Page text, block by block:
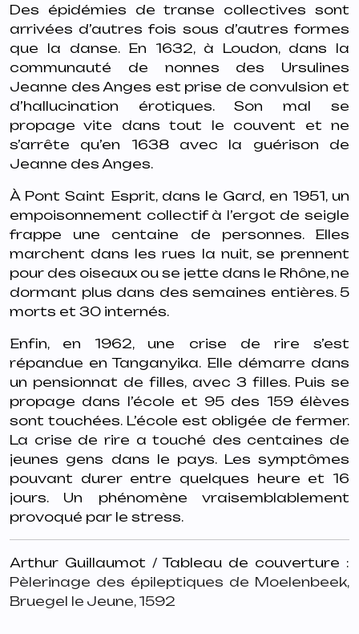
Des épidémies de transe collectives sont
arrivées d’autres fois sous d’autres formes
que la danse. En 1632, à Loudon, dans la
communauté de nonnes des Ursulines
Jeanne des Anges est prise de convulsion et
d’hallucination érotiques. Son mal se
propage vite dans tout le couvent et ne
s’arrête qu’en 1638 avec la guérison de
Jeanne des Anges.
À Pont Saint Esprit, dans le Gard, en 1951, un
empoisonnement collectif à l’ergot de seigle
frappe une centaine de personnes. Elles
marchent dans les rues la nuit, se prennent
pour des oiseaux ou se jette dans le Rhône, ne
dormant plus dans des semaines entières. 5
morts et 30 internés.
Enfin, en 1962, une crise de rire s’est
répandue en Tanganyika. Elle démarre dans
un pensionnat de filles, avec 3 filles. Puis se
propage dans l’école et 95 des 159 élèves
sont touchées. L’école est obligée de fermer.
La crise de rire a touché des centaines de
jeunes gens dans le pays. Les symptômes
pouvant durer entre quelques heure et 16
jours. Un phénomène vraisemblablement
provoqué par le stress.
Arthur Guillaumot / Tableau de couverture :
Pèlerinage des épileptiques de Moelenbeek,
Bruegel le Jeune, 1592